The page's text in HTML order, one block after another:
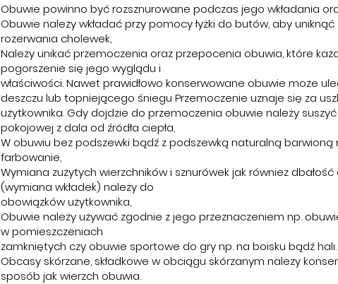
Obuwie powinno być rozsznurowane podczas jego wkładania
Obuwie należy wkładać przy pomocy łyżki do butów, aby uniknąć
rozerwania cholewek,
Należy unikać przemoczenia oraz przepocenia obuwia, które
pogorszenie się jego wyglądu i
właściwości. Nawet prawidłowo konserwowane obuwie może
deszczu lub topniejącego śniegu Przemoczenie uznaje się za
użytkownika. Gdy dojdzie do przemoczenia obuwie należy
pokojowej z dala od źródła ciepła,
W obuwiu bez podszewki bądź z podszewką naturalną
farbowanie,
Wymiana zużytych wierzchników i sznurówek jak równiez
(wymiana wkładek) należy do
obowiązków użytkownika,
Obuwie należy używać zgodnie z jego przeznaczeniem np.
w pomieszczeniach
zamkniętych czy obuwie sportowe do gry np. na boisku bądź halı.
Obcasy skórzane, składkowe w obciągu skórzanym nalezy
sposób jak wierzch obuwia.